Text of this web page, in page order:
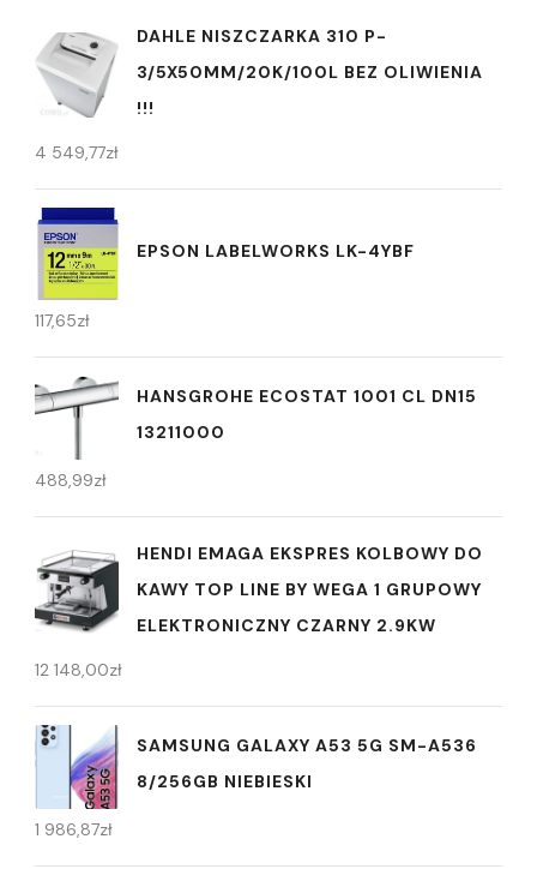
DAHLE NISZCZARKA 310 P-
3/5X50MM/20K/100L BEZ OLIWIENIA
!!!
4 549,77zł
EPSON LABELWORKS LK-4YBF
117,65zł
HANSGROHE ECOSTAT 1001 CL DN15
13211000
488,99zł
HENDI EMAGA EKSPRES KOLBOWY DO
KAWY TOP LINE BY WEGA 1 GRUPOWY
ELEKTRONICZNY CZARNY 2.9KW
12 148,00zł
SAMSUNG GALAXY A53 5G SM-A536
8/256GB NIEBIESKI
1 986,87zł